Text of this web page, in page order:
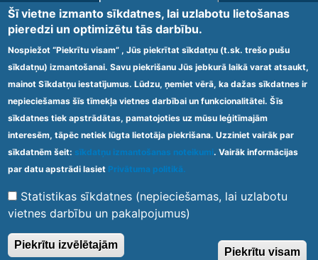
Nodrošinām vides piekļūstamību personām ar
funkcionāliem traucējumiem! SIA „Sanare-KRC
Jaunķemeri”, Kolkas ielā 20, Jūrmalā ir nodrošināta vides
piekļūstamība personām ar funkcionāliem traucējumiem,
tādejādi nodrošinot atbilstību Ministru kabineta
2009.gada 20.janvāra noteikumos Nr.60 „Noteikumi par
obligātajām prasībām ārstniecības iestādēm un to
struktūrvienībām” minētajām prasībām.
Ārstniecības iestādes kods 1300 – 64003
Footer
menu
Vietnes karte Noteikumi un privātuma politika
© 2020 Kūrorta Rehabilitācijas Centrs - Jaunķemeri. Visas tiesības
aizsargātas.
Šī vietne izmanto sīkdatnes, lai uzlabotu lietošanas
pieredzi un optimizētu tās darbību.
Nospiežot “Piekrītu visam” , Jūs piekrītat sīkdatņu (t.sk. trešo pušu
sīkdatņu) izmantošanai. Savu piekrišanu Jūs jebkurā laikā varat atsaukt,
mainot Sīkdatņu iestatījumus. Lūdzu, ņemiet vērā, ka dažas sīkdatnes ir
nepieciešamas šīs tīmekļa vietnes darbībai un funkcionalitātei. Šīs
sīkdatnes tiek apstrādātas, pamatojoties uz mūsu leģitīmajām
interesēm, tāpēc netiek lūgta lietotāja piekrišana. Uzziniet vairāk par
sīkdatnēm šeit: sīkdatņu izmantošanas noteikumi. Vairāk informācijas
par datu apstrādi lasiet Privātuma politikā.
Statistikas sīkdatnes (nepieciešamas, lai uzlabotu
vietnes darbību un pakalpojumus)
Piekrītu izvēlētajām
Piekrītu visam